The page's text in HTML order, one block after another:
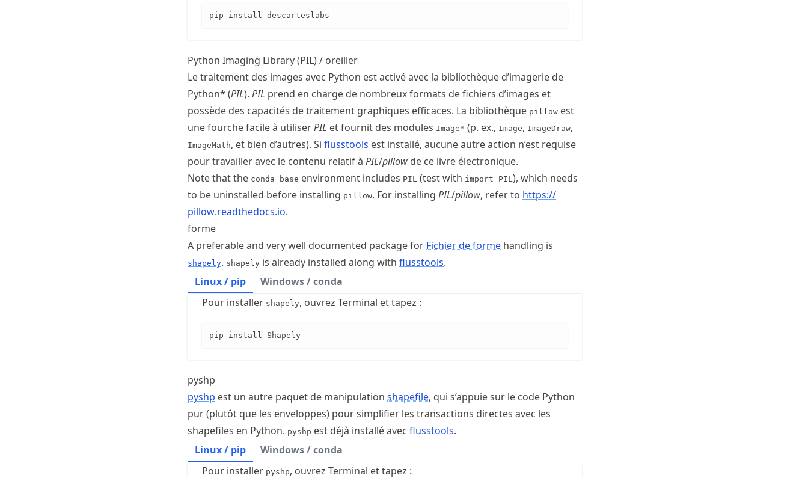
pip install descarteslabs
Python Imaging Library (PIL) / oreiller
Le traitement des images avec Python est activé avec la bibliothèque d’imagerie de
Python* (PIL). PIL prend en charge de nombreux formats de fichiers d’images et
possède des capacités de traitement graphiques efficaces. La bibliothèque pillow est
une fourche facile à utiliserPIL et fournit des modules Image* (p. ex., Image, ImageDraw,
ImageMath, et bien d’autres). Si flusstools est installé, aucune autre action n’est requise
pour travailler avec le contenu relatif à PIL/pillow de ce livre électronique.
Note that the conda base environment includes PIL (test with import PIL), which needs
to be uninstalled before installing pillow. For installing PIL/pillow, refer to https://
pillow.readthedocs.io.
forme
A preferable and very well documented package for Fichier de forme handling is
shapely. shapely is already installed along with flusstools.
Linux / pip
Windows / conda
Pour installer shapely, ouvrez Terminal et tapez :
pip install Shapely
pyshp
pyshp est un autre paquet de manipulation shapefile, qui s’appuie sur le code Python
pur (plutôt que les enveloppes) pour simplifier les transactions directes avec les
shapefiles en Python. pyshp est déjà installé avec flusstools.
Linux / pip
Windows / conda
Pour installer pyshp, ouvrez Terminal et tapez :